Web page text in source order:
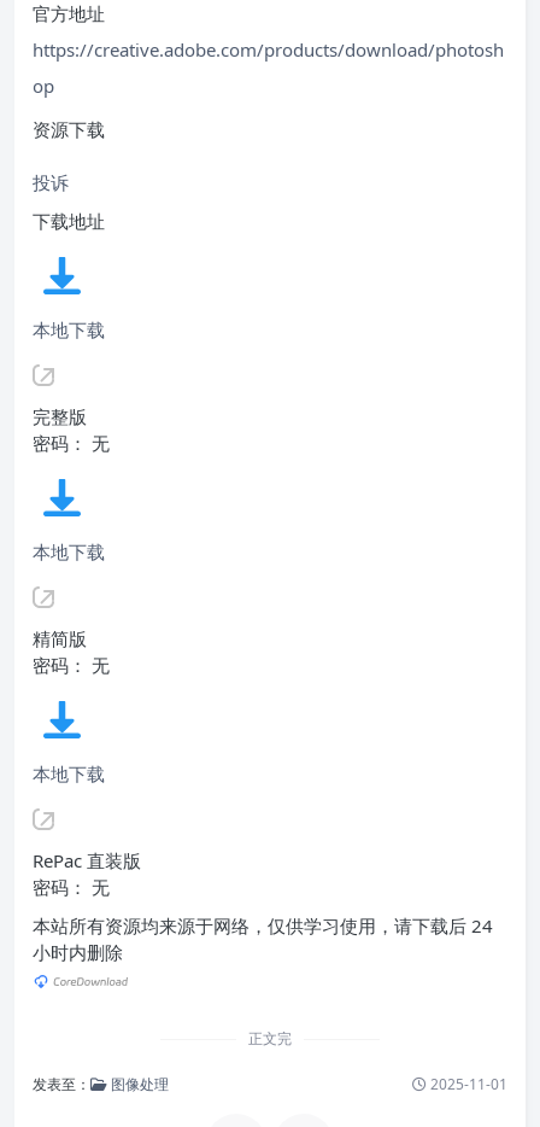
官方地址
https://creative.adobe.com/products/download/photosh
op
资源下载
投诉
下载地址
本地下载
完整版
密码： 无
本地下载
精简版
密码： 无
本地下载
RePac 直装版
密码： 无
本站所有资源均来源于网络，仅供学习使用，请下载后 24
小时内删除
正文完
发表至： 图像处理 2025-11-01